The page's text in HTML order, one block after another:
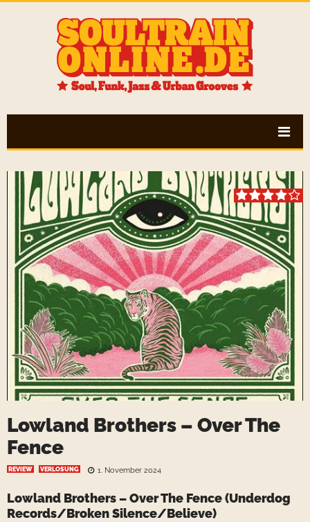
Lowland Brothers – Over The
Fence
REVIEW VERLOSUNG 1. November 2024
Lowland Brothers – Over The Fence(Underdog
Records/Broken Silence/Believe)